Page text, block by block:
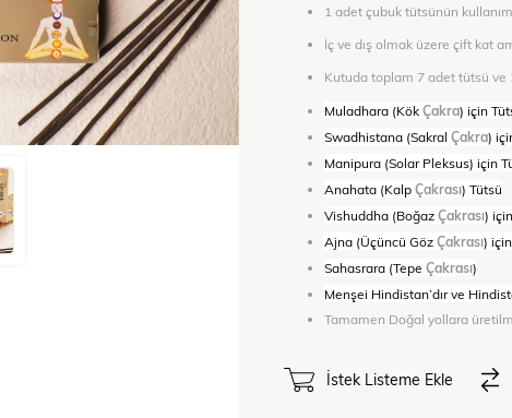
1 adet çubuk tütsünün
İç ve dış olmak üzere çift kat
Kutuda toplam 7 adet tütsü ve
Muladhara (KökÇakra) için
Swadhistana (Sakral Çakra)
Manipura (Solar Pleksus) için
Anahata (KalpÇakrası) Tütsü
Vishuddha (BoğazÇakrası)
Ajna (Üçüncü GözÇakrası)
Sahasrara (Tepe Çakrası)
Menşei Hindistan’dır ve
Tamamen Doğal yollara
İstek Listeme Ekle